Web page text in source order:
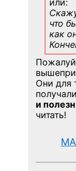
или:
что
как
Они для
и
читать!